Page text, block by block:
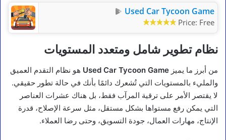
Used Car Tycoon Game
Price: Free
نظام تطوير شامل ومتعدد المستويات
من أبرز ما يميز Used Car Tycoon Game هو نظام التقدم العميق
والمليء بالمستويات التي تُشعرك دائمًا بأنك في حالة تطور حقيقي.
لا يقتصر الأمر على ترقية المرآب فقط، بل هناك عشرات العناصر
التي يمكن رفع مستواها بشكل مستقل، مثل سرعة الإصلاح، قدرة
الإنتاج، مهارات العمال، جودة التسويق، وحتى رضا العملاء.